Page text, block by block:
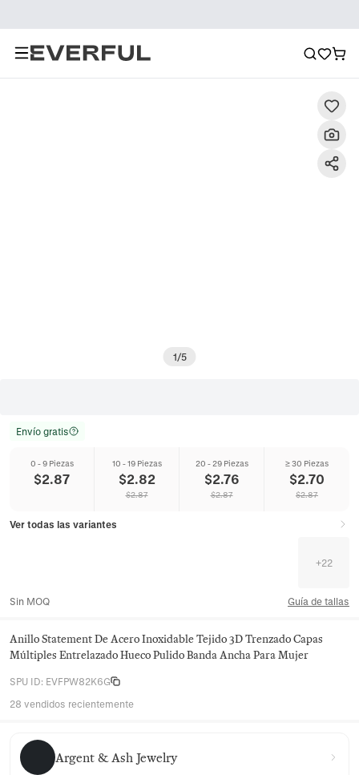
1/5
Envío gratis
0 - 9 Piezas
$2.87
10 - 19 Piezas
$2.82
$2.87
20 - 29 Piezas
$2.76
$2.87
≥ 30 Piezas
$2.70
$2.87
Ver todas las variantes
+22
Sin MOQ Guía de tallas
Anillo Statement De Acero Inoxidable Tejido 3D Trenzado Capas
Múltiples Entrelazado Hueco Pulido Banda Ancha Para Mujer
SPU ID: EVFPW82K6G
28 vendidos recientemente
Argent & Ash Jewelry
Argent & Ash Jewelry